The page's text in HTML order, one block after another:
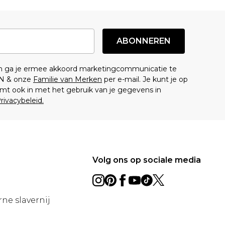
ABONNEREN
ga je ermee akkoord marketingcommunicatie te
& onze Familie van Merken per e-mail. Je kunt je op
ook in met het gebruik van je gegevens in
slavernij
Volg ons op sociale media